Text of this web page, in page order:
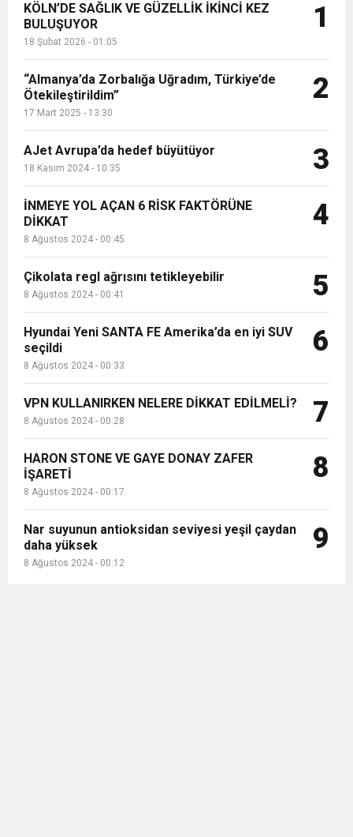
KÖLN’DE SAĞLIK VE GÜZELLİK İKİNCİ KEZ
BULUŞUYOR
18 Şubat 2026 - 01:05
1
“Almanya’da Zorbalığa Uğradım, Türkiye’de
Ötekileştirildim”
17 Mart 2025 - 13:30
2
AJet Avrupa’da hedef büyütüyor
18 Kasım 2024 - 10:35 3
İNMEYE YOL AÇAN 6 RİSK FAKTÖRÜNE
DİKKAT
8 Ağustos 2024 - 00:45
4
Çikolata regl ağrısını tetikleyebilir
8 Ağustos 2024 - 00:41 5
Hyundai Yeni SANTA FE Amerika’da en iyi SUV
seçildi
8 Ağustos 2024 - 00:33
6
VPN KULLANIRKEN NELERE DİKKAT EDİLMELİ?
8 Ağustos 2024 - 00:28 7
HARON STONE VE GAYE DONAY ZAFER
İŞARETİ
8 Ağustos 2024 - 00:17
8
Nar suyunun antioksidan seviyesi yeşil çaydan
daha yüksek
8 Ağustos 2024 - 00:12
9